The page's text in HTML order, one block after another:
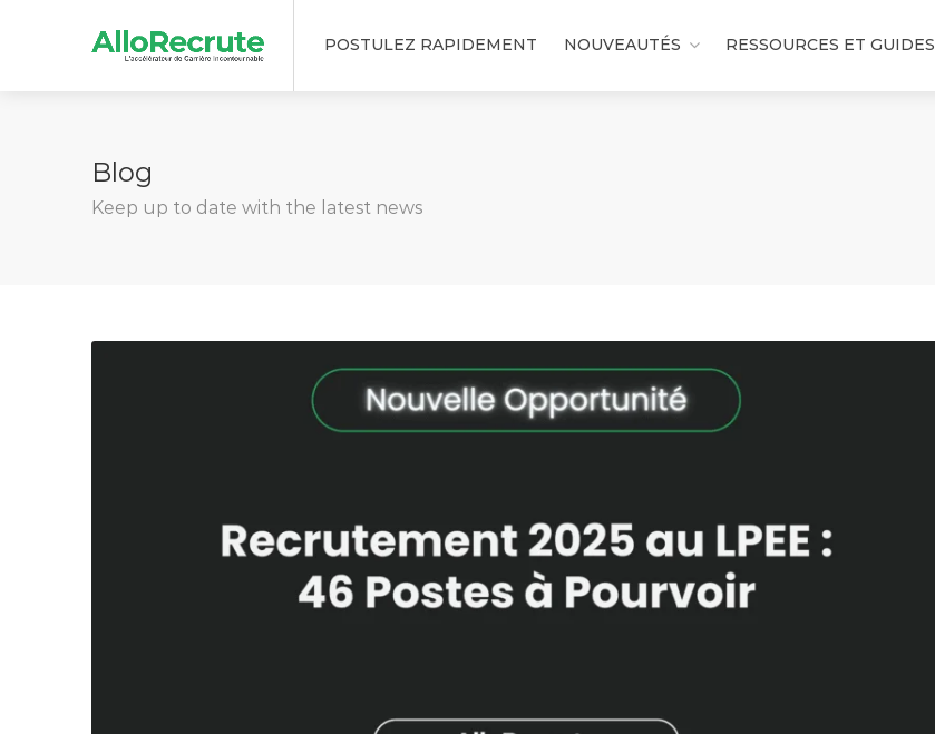
POSTULEZ RAPIDEMENT NOUVEAUTÉS RESSOURCES ET GUIDES
Blog
Keep up to date with the latest news